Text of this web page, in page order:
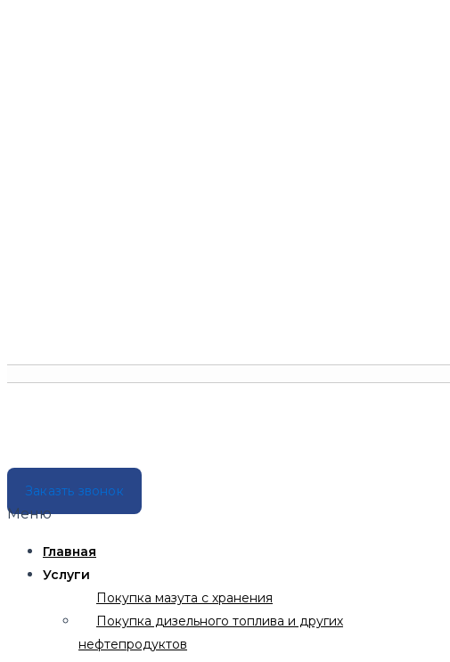
Заказть звонок
Меню
Главная
Услуги
Покупка мазута с хранения
Покупка дизельного топлива и других
нефтепродуктов